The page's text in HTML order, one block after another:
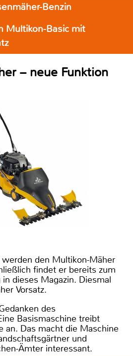
Benzin
Multikon-Basic mit
– neue Funktion
den Multikon-Mäher
findet er bereits zum
dieses Magazin. Diesmal
Vorsatz.
des
Basismaschine treibt
an. Das macht die Maschine
und
Ämter interessant.